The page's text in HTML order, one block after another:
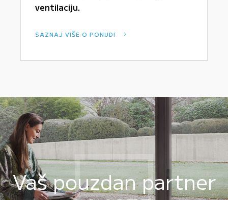
ventilaciju.
SAZNAJ VIŠE O PONUDI
Vaš pouzdan partner